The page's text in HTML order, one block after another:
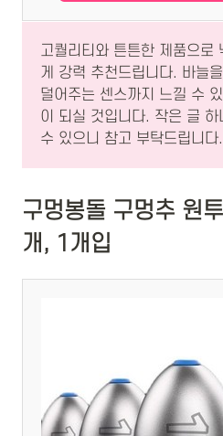
고퀄리티와 튼튼한 제품으로
게 강력 추천드립니다. 바늘
덜어주는 센스까지 느낄 수
이 되실 것입니다. 작은 글
수 있으니 참고 부탁드립니다.
구멍봉돌 구멍추 원
개, 1개입